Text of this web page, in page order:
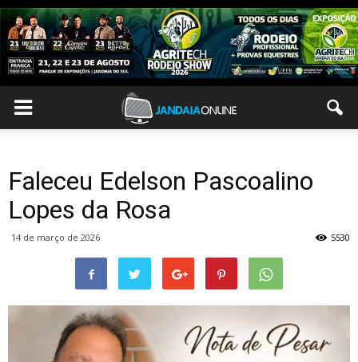
Faleceu Edelson Pascoalino
Lopes da Rosa
14 de março de 2026 5530